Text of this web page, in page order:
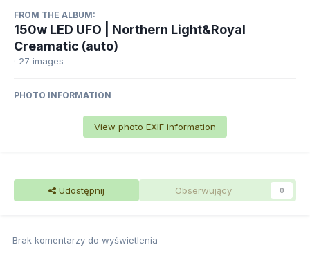
FROM THE ALBUM:
150w LED UFO | Northern Light&Royal
Creamatic (auto)
· 27 images
PHOTO INFORMATION
View photo EXIF information
Udostępnij Obserwujący 0
Brak komentarzy do wyświetlenia